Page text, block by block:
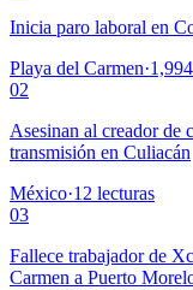
Inicia paro laboral en
Playa del Carmen·1,994
02
Asesinan al creador de
transmisión en Culiacán
México·12 lecturas
03
Fallece trabajador de
Carmen a Puerto